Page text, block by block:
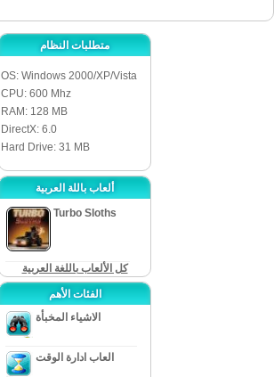
متطلبات النظام
OS: Windows 2000/XP/Vista
CPU: 600 Mhz
RAM: 128 MB
DirectX: 6.0
Hard Drive: 31 MB
ألعاب باللة العربية
Turbo Sloths
كل الألعاب باللغة العربية
الفئات الأهم
الاشياء المخبأة
العاب ادارة الوقت